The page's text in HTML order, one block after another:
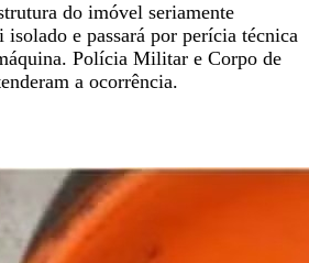
do imóvel seriamente
e passará por perícia técnica
Polícia Militar e Corpo de
a ocorrência.